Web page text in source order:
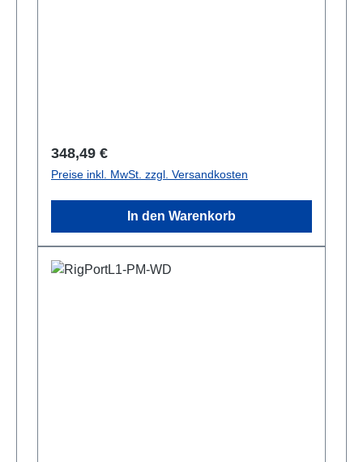
Regulärer Preis:
348,49 €
Preise inkl. MwSt. zzgl. Versandkosten
In den Warenkorb